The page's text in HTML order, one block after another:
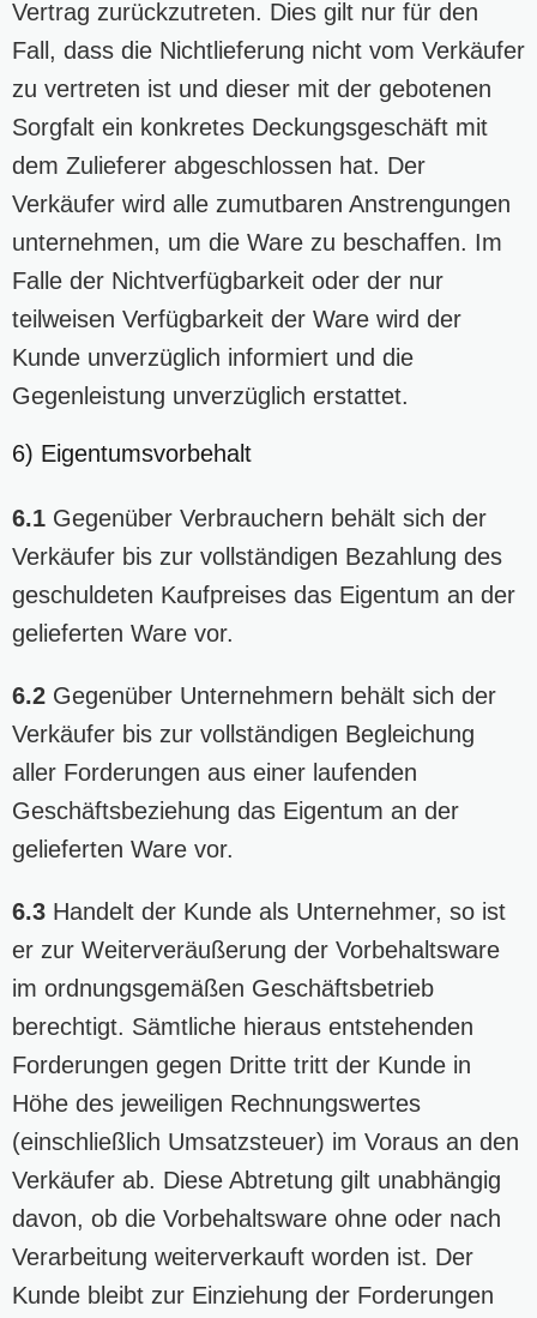
Vertrag zurückzutreten. Dies gilt nur für den
Fall, dass die Nichtlieferung nicht vom Verkäufer
zu vertreten ist und dieser mit der gebotenen
Sorgfalt ein konkretes Deckungsgeschäft mit
dem Zulieferer abgeschlossen hat. Der
Verkäufer wird alle zumutbaren Anstrengungen
unternehmen, um die Ware zu beschaffen. Im
Falle der Nichtverfügbarkeit oder der nur
teilweisen Verfügbarkeit der Ware wird der
Kunde unverzüglich informiert und die
Gegenleistung unverzüglich erstattet.
6) Eigentumsvorbehalt
6.1 Gegenüber Verbrauchern behält sich der
Verkäufer bis zur vollständigen Bezahlung des
geschuldeten Kaufpreises das Eigentum an der
gelieferten Ware vor.
6.2 Gegenüber Unternehmern behält sich der
Verkäufer bis zur vollständigen Begleichung
aller Forderungen aus einer laufenden
Geschäftsbeziehung das Eigentum an der
gelieferten Ware vor.
6.3 Handelt der Kunde als Unternehmer, so ist
er zur Weiterveräußerung der Vorbehaltsware
im ordnungsgemäßen Geschäftsbetrieb
berechtigt. Sämtliche hieraus entstehenden
Forderungen gegen Dritte tritt der Kunde in
Höhe des jeweiligen Rechnungswertes
(einschließlich Umsatzsteuer) im Voraus an den
Verkäufer ab. Diese Abtretung gilt unabhängig
davon, ob die Vorbehaltsware ohne oder nach
Verarbeitung weiterverkauft worden ist. Der
Kunde bleibt zur Einziehung der Forderungen